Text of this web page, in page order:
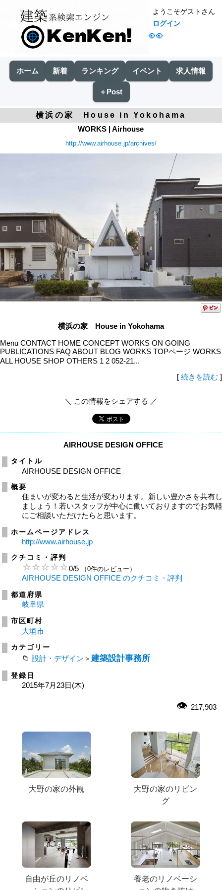
👀
ようこそゲストさん
ログイン
ホーム 新着 ランキング イベント 求人情報
＋Post
横浜の家 House in Yokohama
WORKS | Airhouse
http://www.airhouse.jp/archives/
横浜の家 House in Yokohama
Menu CONTACT HOME CONCEPT WORKS ON GOING
PUBLICATIONS FAQ ABOUT BLOG WORKS TOPページ WORKS
ALL HOUSE SHOP OTHERS 1 2 052-21...
[ 続きを読む ]
＼ この情報をシェアする ／
AIRHOUSE DESIGN OFFICE
タイトル
AIRHOUSE DESIGN OFFICE
概要
住まいが変わると生活が変わります。新しい豊かさを共有
ましょう！若いスタッフが中心に働いておりますのでお気
にご相談いただけたらと思います。
ホームページアドレス
http://www.airhouse.jp
クチコミ・評判
0/5 （0件のレビュー）
AIRHOUSE DESIGN OFFICE のクチコミ・評判
都道府県
岐阜県
市区町村
大垣市
カテゴリー
設計・デザイン ＞ 建築設計事務所
登録日
2015年7月23日(木)
217,903
大野の家の外観
大野の家のリビン
グ
自由が丘のリノベ
養老のリノベーシ